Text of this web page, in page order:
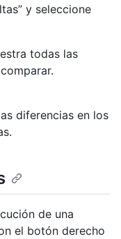
y seleccione
todas las
diferencias en los
de una
el botón derecho